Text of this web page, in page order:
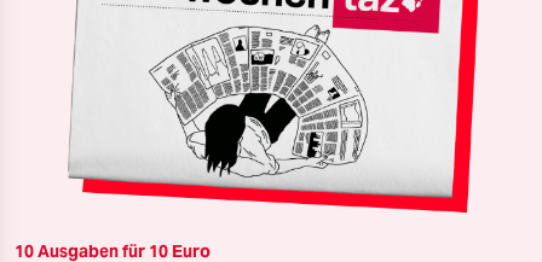
10 Ausgaben für 10 Euro